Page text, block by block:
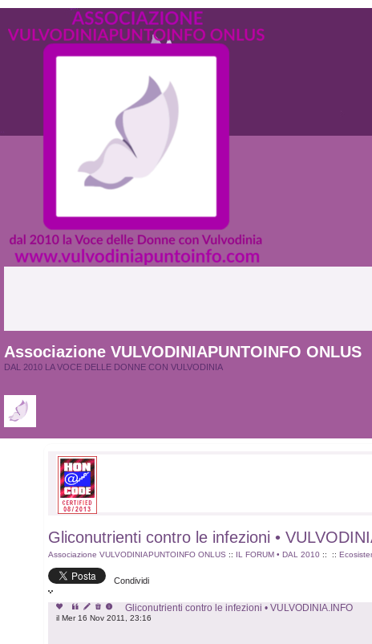
Associazione VULVODINIAPUNTOINFO ONLUS
DAL 2010 LA VOCE DELLE DONNE CON VULVODINIA
Gliconutrienti contro le infezioni •
Associazione VULVODINIAPUNTOINFO ONLUS :: IL FORUM • DAL 2010 :: ::
Condividi
Gliconutrienti contro le infezioni • VULVODINIA.INFO
il Mer 16 Nov 2011, 23:16